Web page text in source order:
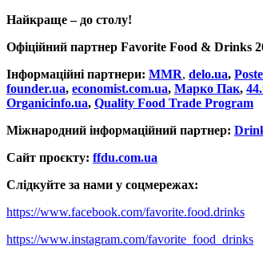
Найкраще – до столу!
Офіційний партнер Favorite Food & Drinks
Інформаційні партнери: MMR, delo.ua,
founder.ua, economist.com.ua, Марко Пак,
Оrganicinfo.ua, Quality Food Trade Program
Міжнародний інформаційний партнер:
Сайт проєкту: ffdu.com.ua
Слідкуйте за нами у соцмережах:
https://www.facebook.com/favorite.food.drinks
https://www.instagram.com/favorite_food_drinks